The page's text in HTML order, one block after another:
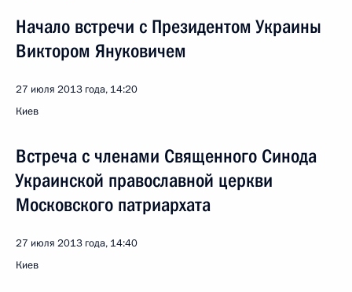
Начало встречи с Президентом Украины
Виктором Януковичем
27 июля 2013 года, 14:20
Киев
Встреча с членами Священного Синода
Украинской православной церкви
Московского патриархата
27 июля 2013 года, 14:40
Киев